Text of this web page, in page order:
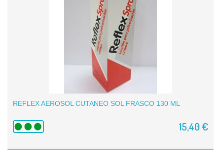
REFLEX AEROSOL CUTANEO SOL FRASCO 130 ML
15,40 €